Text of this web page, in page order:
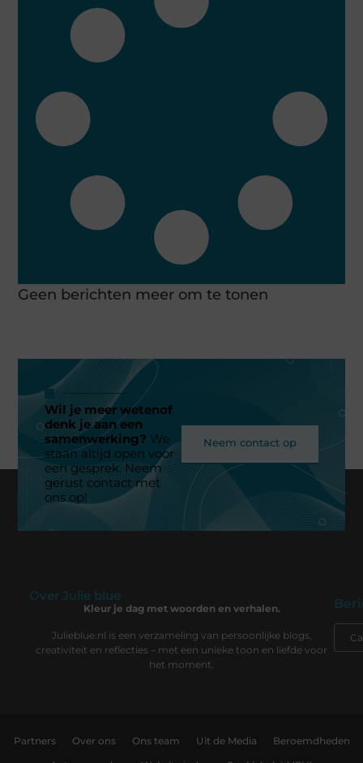
Geen berichten meer om te tonen
Wil je meer wetenof
denk je aan een
samenwerking? We
staan altijd open voor
een gesprek. Neem
gerust contact met
ons op!
Neem contact op
Over Julie blue
Kleur je dag met woorden en verhalen.
Julieblue.nl is een verzameling van persoonlijke blogs,
creativiteit en reflecties – met een unieke toon en liefde voor
het moment.
Partners Over ons Ons team Uit de Media Beroemdheden